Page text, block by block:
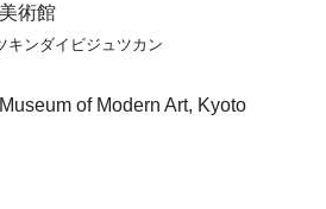
術館
キンダイビジュツカン
of Modern Art, Kyoto